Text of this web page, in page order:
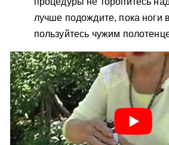
лучше подождите, пока ноги
пользуйтесь чужим